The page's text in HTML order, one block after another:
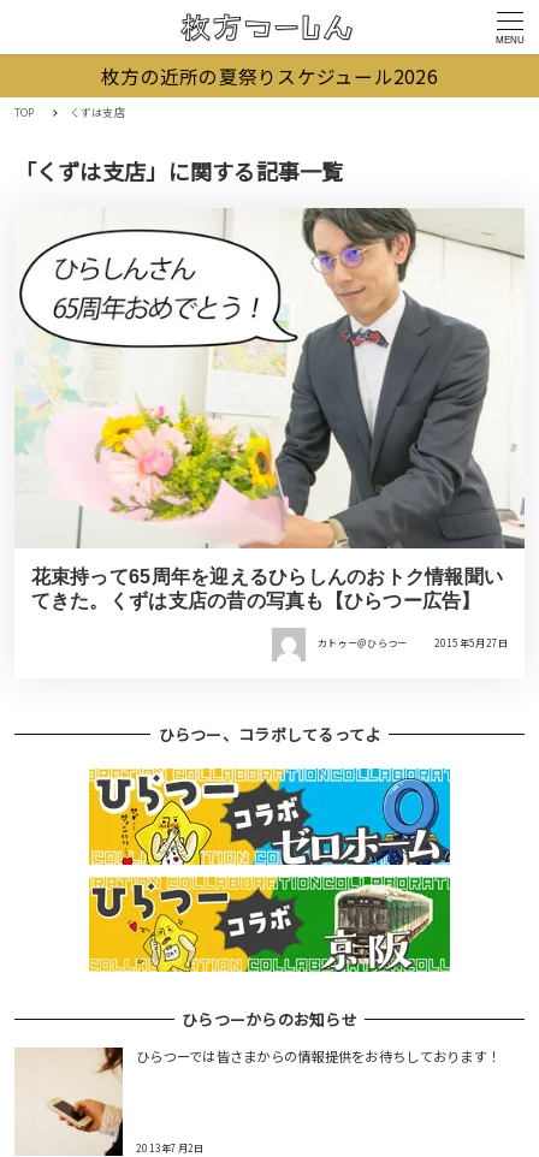
MENU
枚方の近所の夏祭りスケジュール2026
TOP くずは支店
「くずは支店」に関する記事一覧
花束持って65周年を迎えるひらしんのおトク情報聞い
てきた。くずは支店の昔の写真も【ひらつー広告】
カトゥー＠ひらつー 2015年5月27日
ひらつー、コラボしてるってよ
ひらつーからのお知らせ
ひらつーでは皆さまからの情報提供をお待ちしております！
2013年7月2日